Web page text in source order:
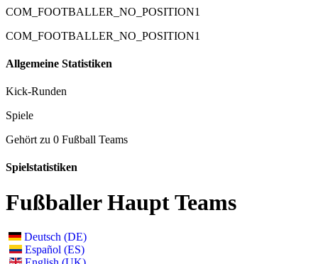
COM_FOOTBALLER_NO_POSITION1
COM_FOOTBALLER_NO_POSITION1
Allgemeine Statistiken
Kick-Runden
Spiele
Gehört zu 0 Fußball Teams
Spielstatistiken
Fußballer Haupt Teams
Deutsch (DE)
Español (ES)